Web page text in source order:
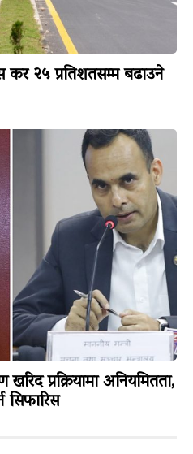
२५ प्रतिशतसम्म बढाउने
प्रक्रियामा अनियमितता,
सिफारिस